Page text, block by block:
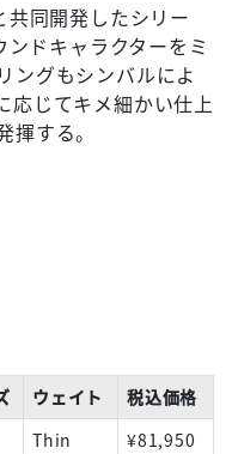
同開発したシリー
ドキャラクターをミ
ングもシンバルによ
応じてキメ細かい仕上
する。
ウェイト
税込価格
Thin ¥81,950